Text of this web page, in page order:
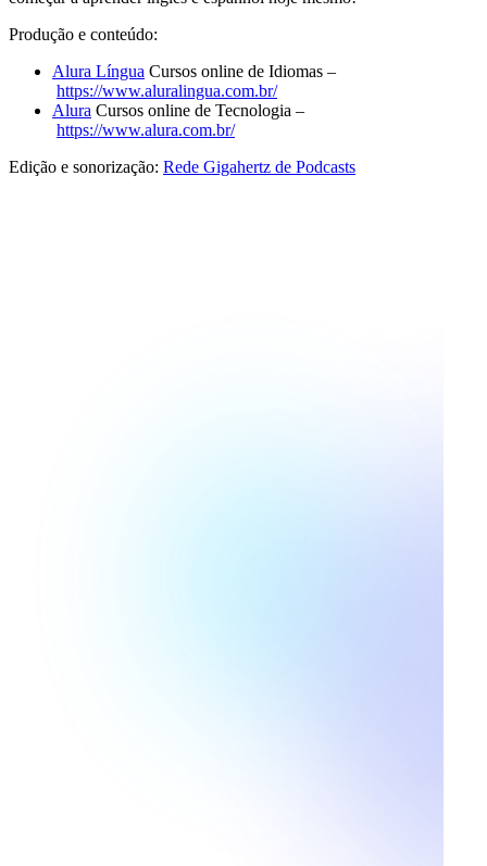
Produção e conteúdo:
Alura Língua Cursos online de Idiomas –
https://www.aluralingua.com.br/
Alura Cursos online de Tecnologia –
https://www.alura.com.br/
Edição e sonorização: Rede Gigahertz de Podcasts